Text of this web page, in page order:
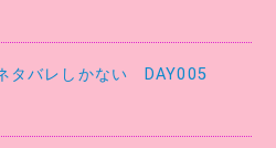
タバレしかない DAY005